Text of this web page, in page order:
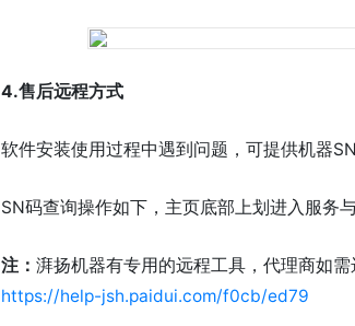
4.售后远程方式
软件安装使用过程中遇到问题，可提供机器
SN码查询操作如下，主页底部上划进入服务
注： 湃扬机器有专用的远程工具，代理商如
https://help-jsh.paidui.com/f0cb/ed79